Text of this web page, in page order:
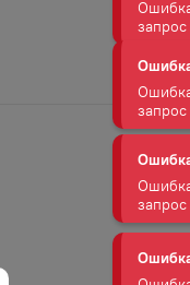
запрос
запрос